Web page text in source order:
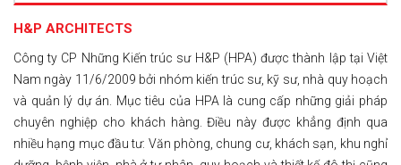
H&P ARCHITECTS
Công ty CP Những Kiến trúc sư H&P (HPA) được thành lập tại Việt
Nam ngày 11/6/2009 bởi nhóm kiến trúc sư, kỹ sư, nhà quy hoạch
và quản lý dự án. Mục tiêu của HPA là cung cấp những giải pháp
chuyên nghiệp cho khách hàng. Điều này được khẳng định qua
nhiều hạng mục đầu tư: Văn phòng, chung cư, khách sạn, khu nghỉ